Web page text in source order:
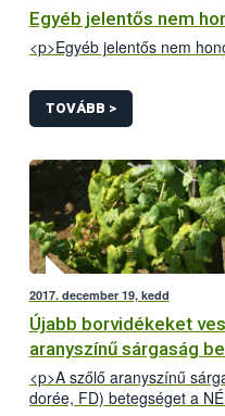
Egyéb jelentős nem
<p>Egyéb jelentős nem
TOVÁBB >
2017. december 19, kedd
Újabb borvidékeket
aranyszínű sárgaság
<p>A szőlő aranyszínű
dorée, FD) betegséget a